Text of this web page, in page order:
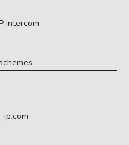
intercom
ip.com